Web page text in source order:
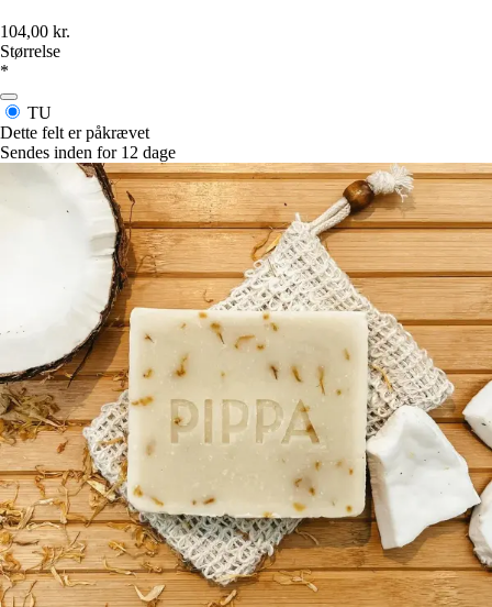
104,00 kr.
Størrelse
*
TU
Dette felt er påkrævet
Sendes inden for 12 dage